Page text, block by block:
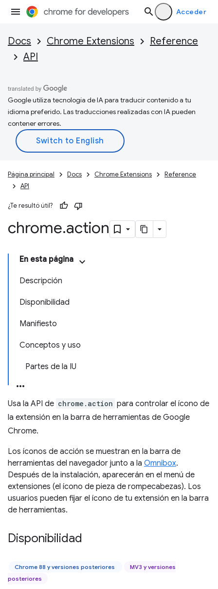
Acceder
Docs Chrome Extensions
Reference
API
Google utiliza tecnología de IA para traducir contenido a tu
idioma preferido. Las traducciones realizadas con IA pueden
contener errores.
Página principal Docs Chrome Extensions
Reference
API
¿Te resultó útil?
chrome.action
En esta página
Descripción
Disponibilidad
Manifiesto
Conceptos y uso
Partes de la IU
Usa la API de chrome.action para controlar el ícono de
la extensión en la barra de herramientas de Google
Chrome.
Los íconos de acción se muestran en la barra de
herramientas del navegador junto a la Omnibox.
Después de la instalación, aparecerán en el menú de
extensiones (el ícono de pieza de rompecabezas). Los
usuarios pueden fijar el ícono de tu extensión en la barra
de herramientas.
Disponibilidad
Chrome 88 y versiones posteriores
MV3 y versiones
posteriores